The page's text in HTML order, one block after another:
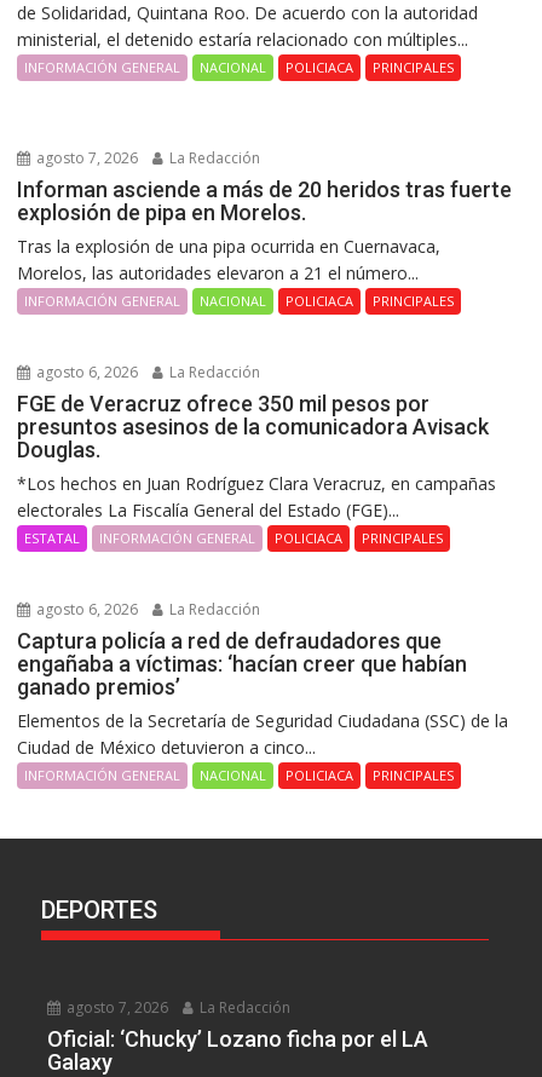
de Solidaridad, Quintana Roo. De acuerdo con la autoridad
ministerial, el detenido estaría relacionado con múltiples...
INFORMACIÓN GENERAL NACIONAL POLICIACA PRINCIPALES
agosto 7, 2026 La Redacción
Informan asciende a más de 20 heridos tras fuerte
explosión de pipa en Morelos.
Tras la explosión de una pipa ocurrida en Cuernavaca,
Morelos, las autoridades elevaron a 21 el número...
INFORMACIÓN GENERAL NACIONAL POLICIACA PRINCIPALES
agosto 6, 2026 La Redacción
FGE de Veracruz ofrece 350 mil pesos por
presuntos asesinos de la comunicadora Avisack
Douglas.
*Los hechos en Juan Rodríguez Clara Veracruz, en campañas
electorales La Fiscalía General del Estado (FGE)...
ESTATAL INFORMACIÓN GENERAL POLICIACA PRINCIPALES
agosto 6, 2026 La Redacción
Captura policía a red de defraudadores que
engañaba a víctimas: ‘hacían creer que habían
ganado premios’
Elementos de la Secretaría de Seguridad Ciudadana (SSC) de la
Ciudad de México detuvieron a cinco...
INFORMACIÓN GENERAL NACIONAL POLICIACA PRINCIPALES
DEPORTES
agosto 7, 2026 La Redacción
Oficial: ‘Chucky’ Lozano ficha por el LA
Galaxy